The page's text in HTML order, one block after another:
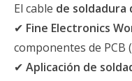
El cable de soldadura
✔ Fine Electronics
componentes de PCB
✔ Aplicación de